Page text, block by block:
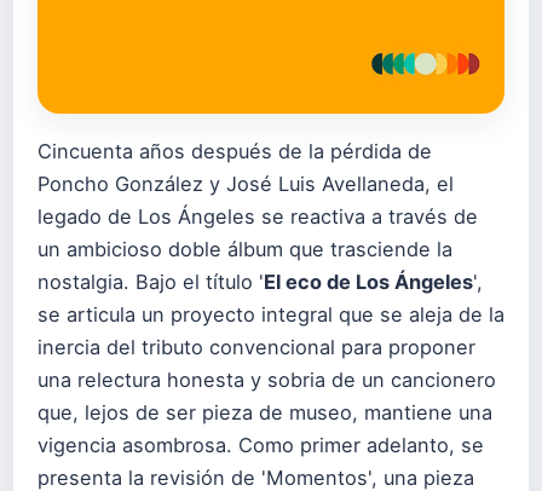
Cincuenta años después de la pérdida de
Poncho González y José Luis Avellaneda, el
legado de Los Ángeles se reactiva a través de
un ambicioso doble álbum que trasciende la
nostalgia. Bajo el título 'El eco de Los Ángeles',
se articula un proyecto integral que se aleja de la
inercia del tributo convencional para proponer
una relectura honesta y sobria de un cancionero
que, lejos de ser pieza de museo, mantiene una
vigencia asombrosa. Como primer adelanto, se
presenta la revisión de 'Momentos', una pieza